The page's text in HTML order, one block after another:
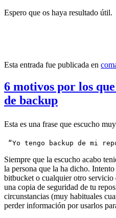
Espero que os haya resultado útil.
Esta entrada fue publicada en
6 motivos por los
de backup
Esta es una frase que escucho
“Yo tengo backup de mi
Siempre que la escucho acabo
la persona que la ha dicho.
bitbucket o cualquier otro servicio
una copia de seguridad de tu
circunstancias (muy habituales
perder información por usarlos